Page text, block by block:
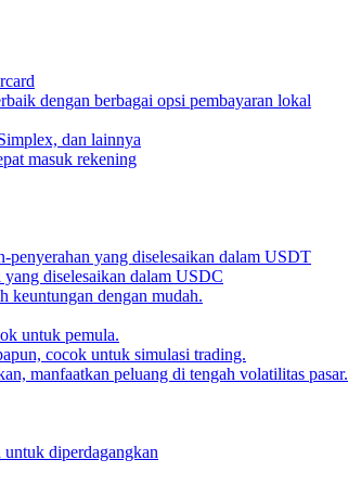
dengan berbagai opsi pembayaran lokal
dan lainnya
masuk rekening
penyerahan yang diselesaikan dalam USDT
diselesaikan dalam USDC
keuntungan dengan mudah.
untuk pemula.
cocok untuk simulasi trading.
manfaatkan peluang di tengah volatilitas pasar.
diperdagangkan